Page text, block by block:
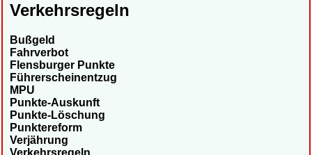
Verkehrsregeln
Bußgeld
Fahrverbot
Flensburger Punkte
Führerscheinentzug
MPU
Punkte-Auskunft
Punkte-Löschung
Punktereform
Verjährung